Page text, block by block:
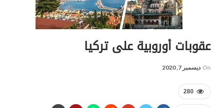
عقوبات أوروبية على تركيا
On ديسمبر 7, 2020
280